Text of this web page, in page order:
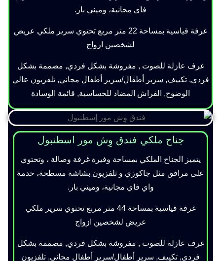
فاي مجانية، وميني بار.
غرفة قياسية بمساحة 22 متر مربع تحتوي سرير ملكي عريض
لشخصين ازواج
غرف عازلة للصوت , مفروشة بشكل فردي, مصممة بشكل
فردي, تكييف, سرير أطفال/سرير أطفال مجاني, تلفزيون عالي
الوضوح, الفراش المضاد للحساسية, قائمة الوسادة
جناح ملكي فندق وِش مور اسطنبول
يتميز الجناح الملكي بمساحة وفيرة غرفة وصالة ، وتحتوي
على مرافق مثل جاكوزي و تلفزيون بشاشة مسطحة، خدمة
واي فاي مجانية، وميني بار.
غرفة قياسية بمساحة 44 متر مربع تحتوي سرير ملكي
عريض لشخصين ازواج
غرف عازلة للصوت , مفروشة بشكل فردي, مصممة بشكل
فردي, تكييف, سرير أطفال/سرير أطفال مجاني, تلفزيون